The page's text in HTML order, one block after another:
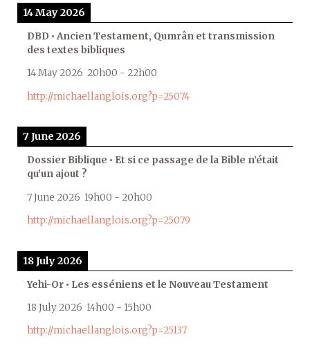
14 May 2026
DBD • Ancien Testament, Qumrân et transmission
des textes bibliques
14 May 2026 20h00 - 22h00
http://michaellanglois.org?p=25074
7 June 2026
Dossier Biblique • Et si ce passage de la Bible n’était
qu’un ajout ?
7 June 2026 19h00 - 20h00
http://michaellanglois.org?p=25079
18 July 2026
Yehi-Or • Les esséniens et le Nouveau Testament
18 July 2026 14h00 - 15h00
http://michaellanglois.org?p=25137